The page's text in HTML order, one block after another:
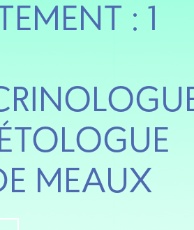
: 1
MEAUX